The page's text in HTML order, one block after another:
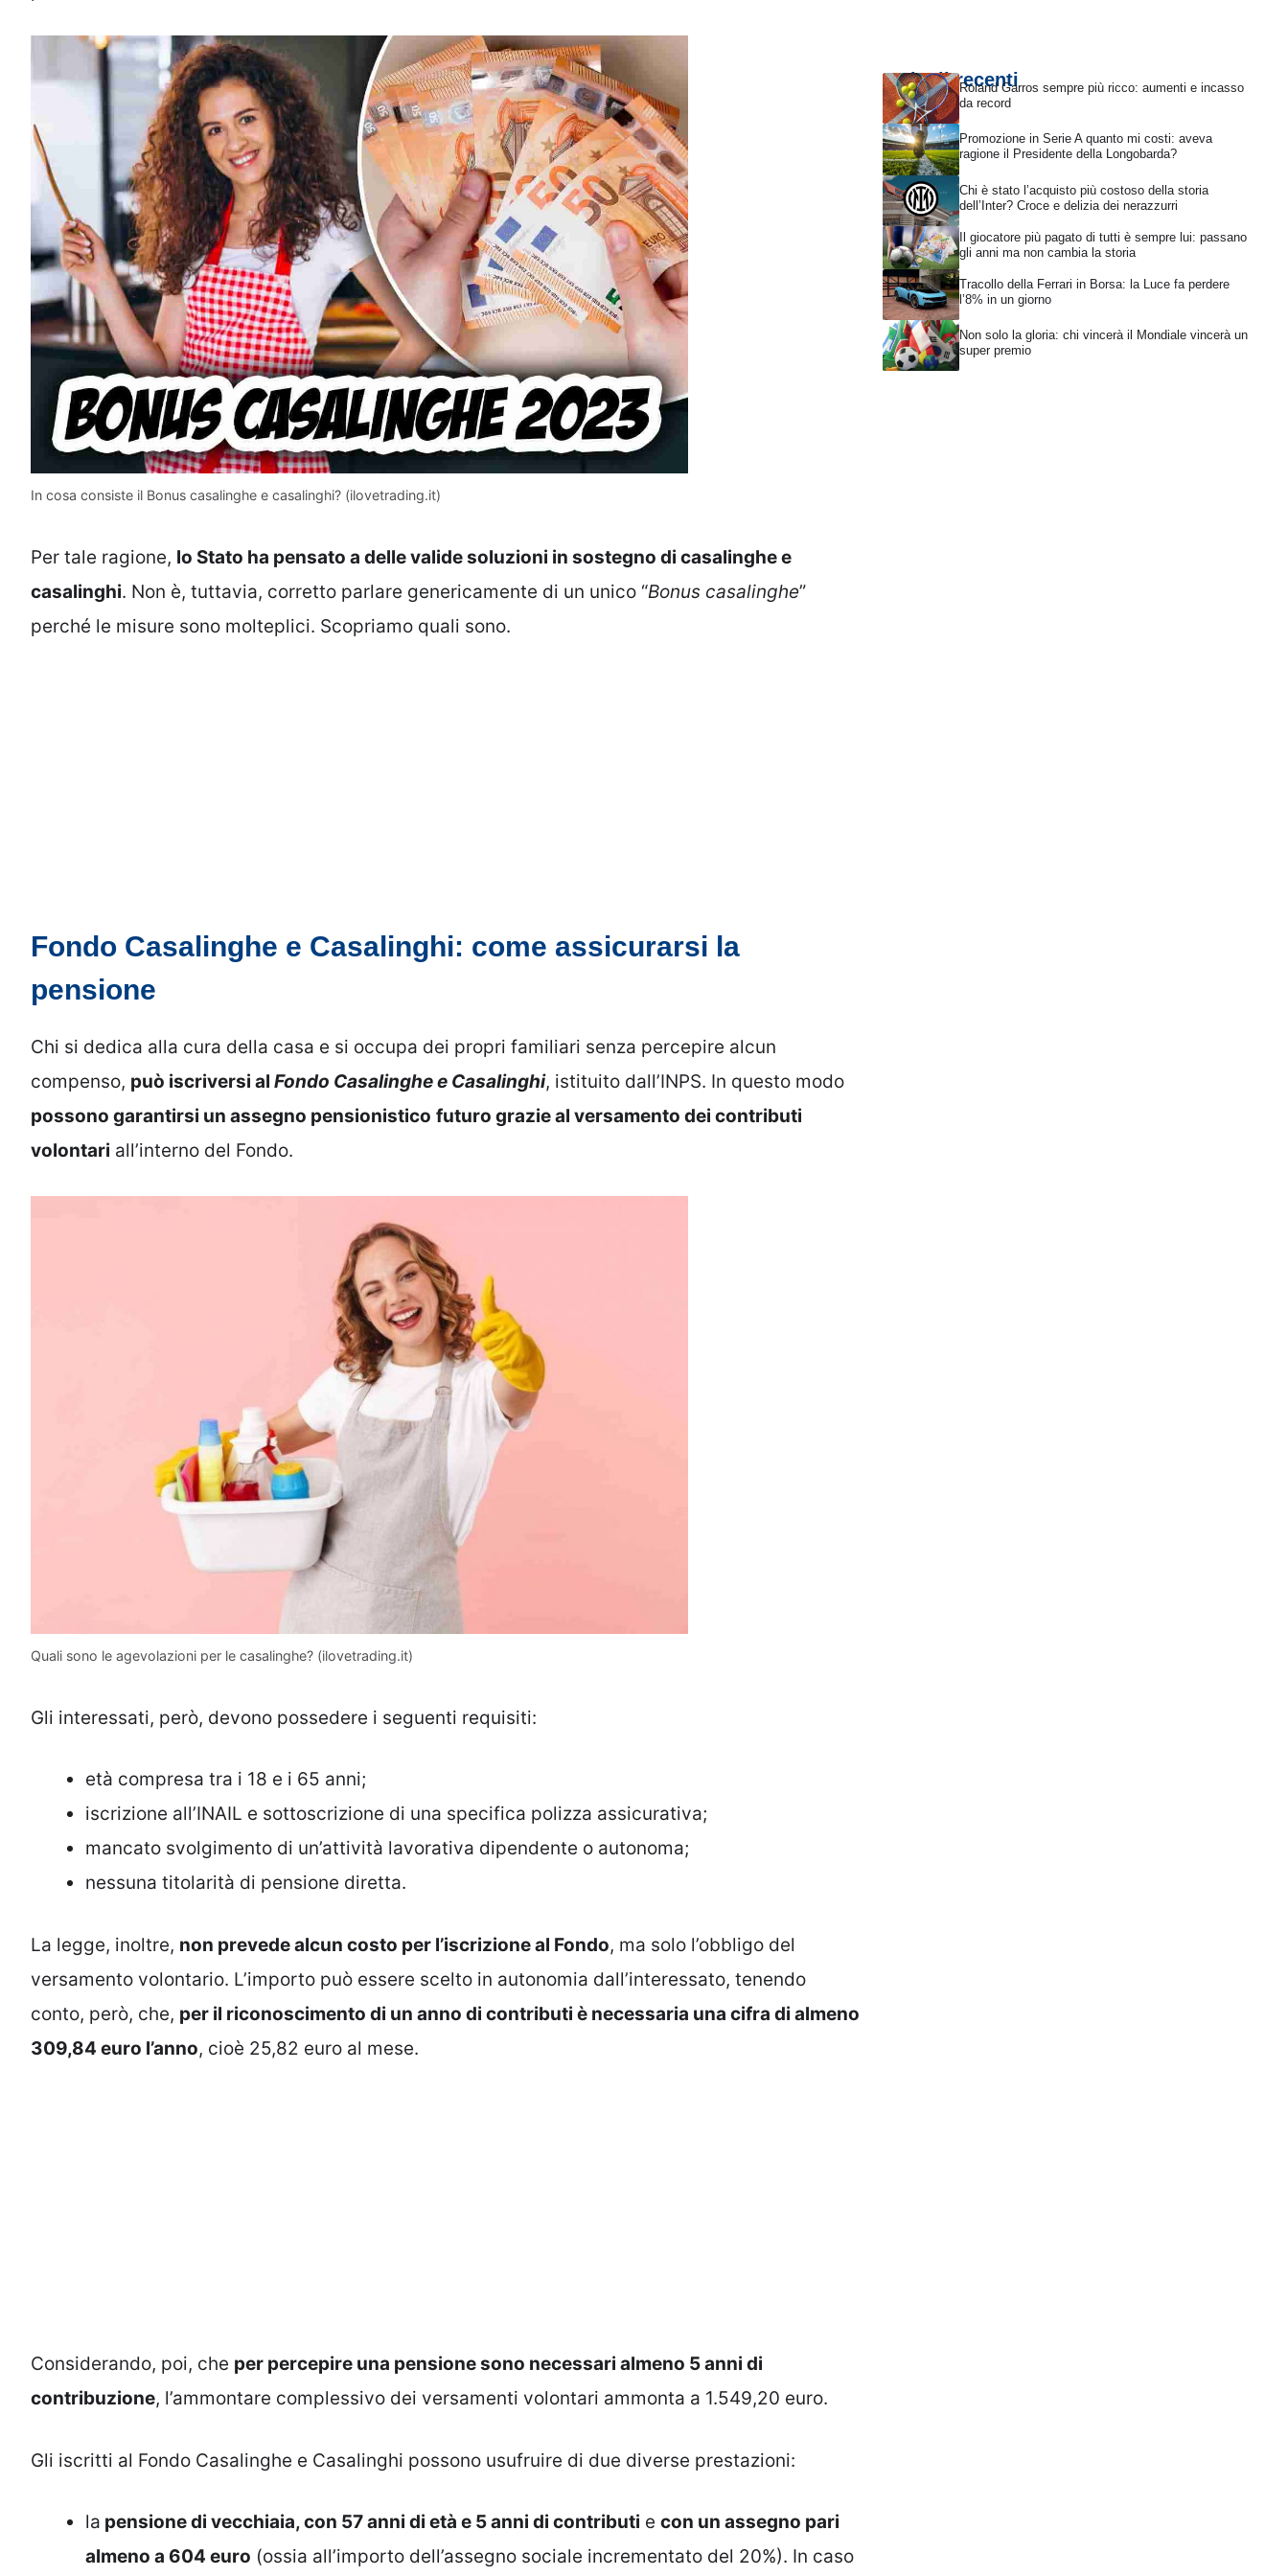
In cosa consiste il Bonus casalinghe e casalinghi? (ilovetrading.it)
Per tale ragione, lo Stato ha pensato a delle valide soluzioni in sostegno di casalinghe e
casalinghi. Non è, tuttavia, corretto parlare genericamente di un unico “Bonus casalinghe”
perché le misure sono molteplici. Scopriamo quali sono.
Fondo Casalinghe e Casalinghi: come assicurarsi la
pensione
Chi si dedica alla cura della casa e si occupa dei propri familiari senza percepire alcun
compenso, può iscriversi al Fondo Casalinghe e Casalinghi, istituito dall’INPS. In questo modo
possono garantirsi un assegno pensionistico futuro grazie al versamento dei contributi
volontari all’interno del Fondo.
Quali sono le agevolazioni per le casalinghe? (ilovetrading.it)
Gli interessati, però, devono possedere i seguenti requisiti:
età compresa tra i 18 e i 65 anni;
iscrizione all’INAIL e sottoscrizione di una specifica polizza assicurativa;
mancato svolgimento di un’attività lavorativa dipendente o autonoma;
nessuna titolarità di pensione diretta.
La legge, inoltre, non prevede alcun costo per l’iscrizione al Fondo, ma solo l’obbligo del
versamento volontario. L’importo può essere scelto in autonomia dall’interessato, tenendo
conto, però, che, per il riconoscimento di un anno di contributi è necessaria una cifra di almeno
309,84 euro l’anno, cioè 25,82 euro al mese.
Considerando, poi, che per percepire una pensione sono necessari almeno 5 anni di
contribuzione, l’ammontare complessivo dei versamenti volontari ammonta a 1.549,20 euro.
Gli iscritti al Fondo Casalinghe e Casalinghi possono usufruire di due diverse prestazioni:
la pensione di vecchiaia, con 57 anni di età e 5 anni di contributi e con un assegno pari
almeno a 604 euro (ossia all’importo dell’assegno sociale incrementato del 20%). In caso
Articoli recentiRoland Garros sempre più ricco: aumenti e incasso
da record
Promozione in Serie A quanto mi costi: aveva
ragione il Presidente della Longobarda?
Chi è stato l’acquisto più costoso della storia
dell’Inter? Croce e delizia dei nerazzurri
Il giocatore più pagato di tutti è sempre lui: passano
gli anni ma non cambia la storia
Tracollo della Ferrari in Borsa: la Luce fa perdere
l’8% in un giorno
Non solo la gloria: chi vincerà il Mondiale vincerà un
super premio